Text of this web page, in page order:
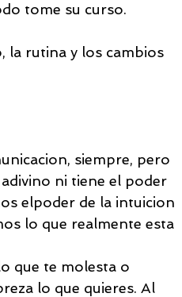
tome su curso.
la rutina y los cambios
siempre, pero
ni tiene el poder
elpoder de la intuicion
lo que realmente esta
que te molesta o
lo que quieres. Al